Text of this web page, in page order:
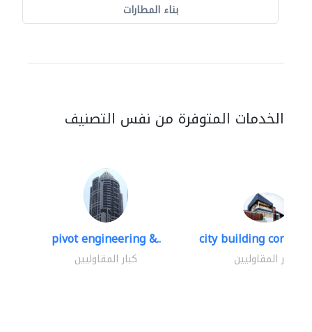
بناء المطارات
الخدمات المتوفرة من نفس التصنيف
pivot engineering &..
كبار المقاوليين
city building
كبار المقاوليين